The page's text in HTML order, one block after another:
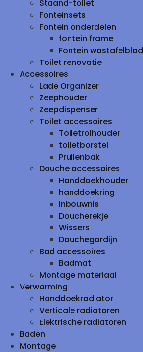
Staand-toilet
Fonteinsets
Fontein onderdelen
fontein frame
Fontein wastafelblad
Toilet renovatie
Accessoires
Lade Organizer
Zeephouder
Zeepdispenser
Toilet accessoires
Toiletrolhouder
toiletborstel
Prullenbak
Douche accessoires
Handdoekhouder
handdoekring
Inbouwnis
Doucherekje
Wissers
Douchegordijn
Bad accessoires
Badmat
Montage materiaal
Verwarming
Handdoekradiator
Verticale radiatoren
Elektrische radiatoren
Baden
Montage